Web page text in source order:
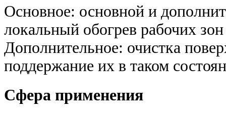
Основное: основной и
локальный обогрев рабочих
Дополнительное: очистка
поддержание их в таком
Сфера применения